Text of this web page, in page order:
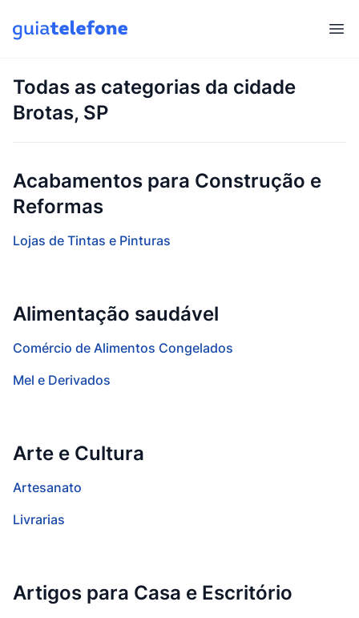
Todas as categorias da cidade
Brotas, SP
Acabamentos para Construção e
Reformas
Lojas de Tintas e Pinturas
Alimentação saudável
Comércio de Alimentos Congelados
Mel e Derivados
Arte e Cultura
Artesanato
Livrarias
Artigos para Casa e Escritório